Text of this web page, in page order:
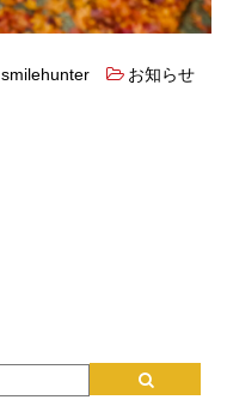
smilehunter お知らせ